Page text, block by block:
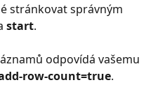
stránkovat správným
start.
odpovídá vašemu
row-count=true.